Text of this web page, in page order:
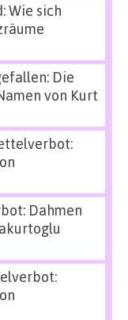
Wie sich
Die
von Kurt
Dahmen